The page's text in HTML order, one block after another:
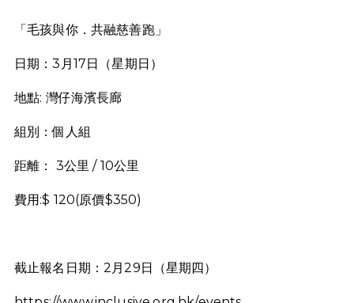
「毛孩與你．共融慈善跑」
日期：3月17日（星期日）
地點: 灣仔海濱長廊
組別：個人組
距離： 3公里 / 10公里
費用:$ 120(原價$350)
截止報名日期：2月29日（星期四）